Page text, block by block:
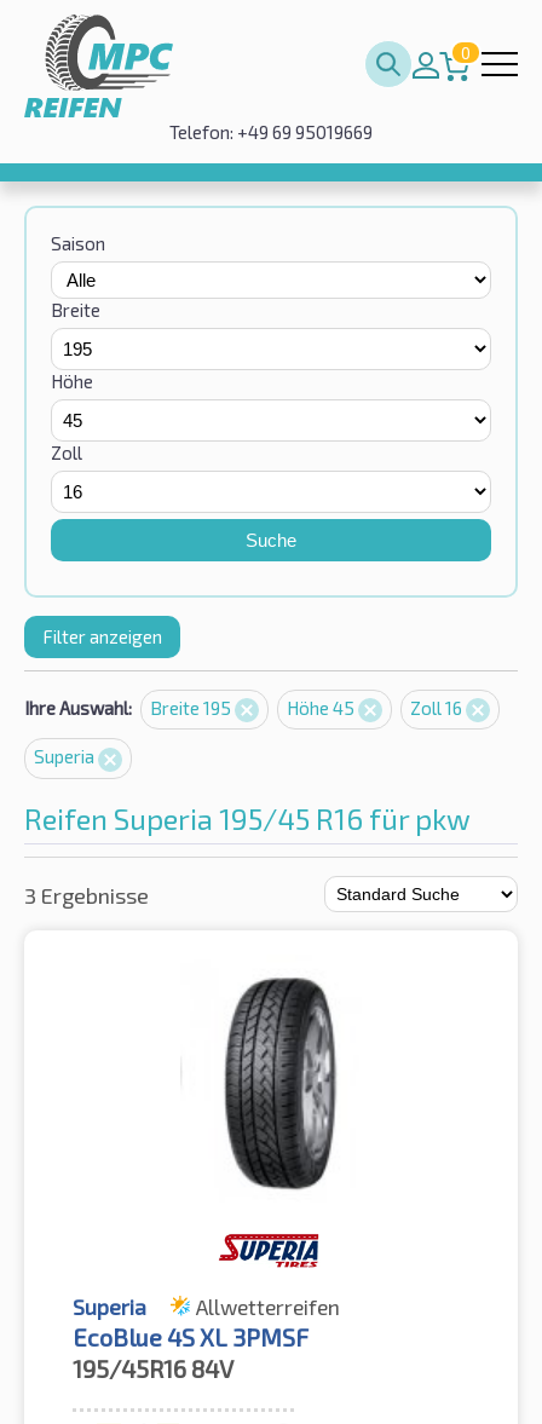
0
Telefon: +49 69 95019669
Saison
Breite
Höhe
Zoll
Suche
Filter anzeigen
Ihre Auswahl: Breite 195 Höhe 45 Zoll 16
Superia
Reifen Superia 195/45 R16 für pkw
3 Ergebnisse
Superia Allwetterreifen
EcoBlue 4S XL 3PMSF
195/45R16 84V